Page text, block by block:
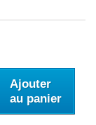
Ajouter
au panier